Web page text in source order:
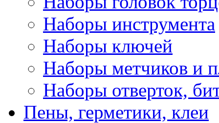
Наборы инструмента
Наборы ключей
Наборы метчиков и
Наборы отверток,
Пены, герметики, клеи